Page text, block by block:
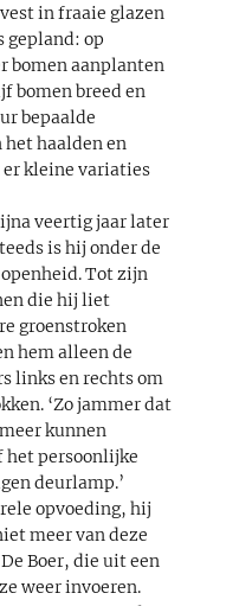
in fraaie glazen
gepland: op
bomen aanplanten
bomen breed en
bepaalde
het haalden en
kleine variaties
veertig jaar later
is hij onder de
Tot zijn
die hij liet
groenstroken
hem alleen de
links en rechts om
‘Zo jammer dat
kunnen
het persoonlijke
deurlamp.’
opvoeding, hij
meer van deze
Boer, die uit een
weer invoeren.